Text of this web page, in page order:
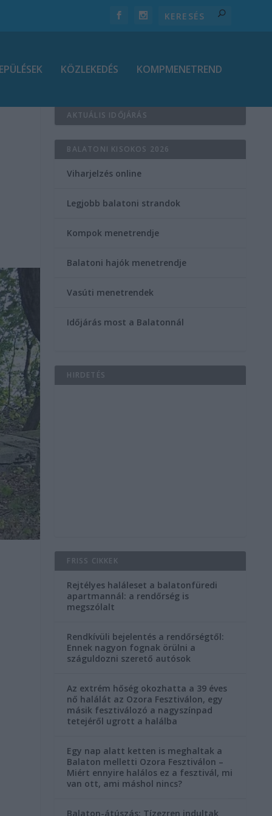
KÖZLEKEDÉS KOMPMENETREND
AKTUÁLIS IDŐJÁRÁS
BALATONI KISOKOS 2026
Viharjelzés online
Legjobb balatoni strandok
Kompok menetrendje
Balatoni hajók menetrendje
Vasúti menetrendek
Időjárás most a Balatonnál
HIRDETÉS
FRISS CIKKEK
Rejtélyes haláleset a balatonfüredi
apartmannál: a rendőrség is
megszólalt
Rendkívüli bejelentés a rendőrségtől:
Ennek nagyon fognak örülni a
száguldozni szerető autósok
Az extrém hőség okozhatta a 39 éves
nő halálát az Ozora Fesztiválon, egy
másik fesztiválozó a nagyszínpad
tetejéről ugrott a halálba
Egy nap alatt ketten is meghaltak a
Balaton melletti Ozora Fesztiválon –
Miért ennyire halálos ez a fesztivál, mi
van ott, ami máshol nincs?
Balaton-átúszás: Tízezren indultak